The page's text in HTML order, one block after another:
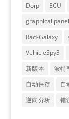
Doip
ECU
graphical panel
Rad-Galaxy
VehicleSpy3
新版本
波特
自动保存
自
逆向分析
错